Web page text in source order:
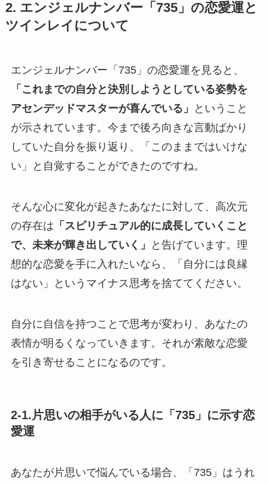
2. エンジェルナンバー「735」の恋愛運と
ツインレイについて
エンジェルナンバー「735」の恋愛運を見ると、
「これまでの自分と決別しようとしている姿勢を
アセンデッドマスターが喜んでいる」
ということ
が示されています。今まで後ろ向きな言動ばかり
していた自分を振り返り、「このままではいけな
い」と自覚することができたのですね。
そんな心に変化が起きたあなたに対して、高次元
の存在は 「スピリチュアル的に成長していくこと
で、未来が輝き出していく」
と告げています。理
想的な恋愛を手に入れたいなら、「自分には良縁
はない」というマイナス思考を捨ててください。
自分に自信を持つことで思考が変わり、あなたの
表情が明るくなっていきます。それが素敵な恋愛
を引き寄せることになるのです。
2-1.片思いの相手がいる人に「735」に示す恋
愛運
あなたが片思いで悩んでいる場合、「735」はうれ